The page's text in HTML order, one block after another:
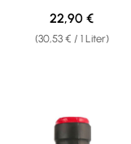
(30,53 € / 1 Liter)
Regulärer Preis:
22,90 €